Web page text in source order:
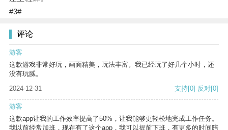
#3#
评论
游客
这款游戏非常好玩，画面精美，玩法丰富。我已经玩了好几个小时，还
没有玩腻。
2024-12-31
支持[0] 反对[0]
游客
这款app让我的工作效率提高了50%，让我能够更轻松地完成工作任务。
我以前经常加班，现在有了这个app，我可以提前下班，有更多的时间陪